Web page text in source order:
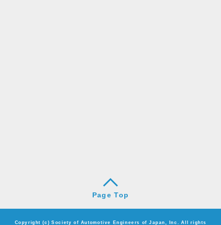
Page Top
Copyright (c) Society of Automotive Engineers of Japan, Inc. All rights